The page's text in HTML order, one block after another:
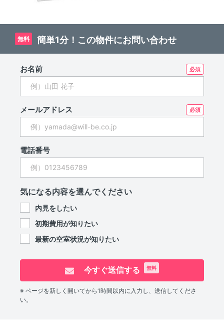
無料 簡単1分！この物件にお問い合わせ
お名前
メールアドレス
電話番号
気になる内容を選んでください
内見をしたい
初期費用が知りたい
最新の空室状況が知りたい
今すぐ送信する 無料
※ ページを新しく開いてから1時間以内に入力し、送信してくださ
い。